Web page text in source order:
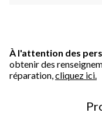
À l'attention des
obtenir des
réparation, cliquez ici.